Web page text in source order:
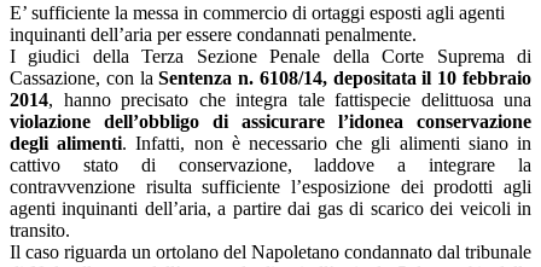
E’ sufficiente la messa in commercio di ortaggi esposti agli agenti
inquinanti dell’aria per essere condannati penalmente.
I giudici della Terza Sezione Penale della Corte Suprema di
Cassazione, con laSentenza n. 6108/14, depositata il 10 febbraio
2014, hanno precisato che integra tale fattispecie delittuosa una
violazione dell’obbligo di assicurare l’idonea conservazione
degli alimenti. Infatti, non è necessario che gli alimenti siano in
cattivo stato di conservazione, laddove a integrare la
contravvenzione risulta sufficiente l’esposizione dei prodotti agli
agenti inquinanti dell’aria, a partire dai gas di scarico dei veicoli in
transito.
Il caso riguarda un ortolano del Napoletano condannato dal tribunale